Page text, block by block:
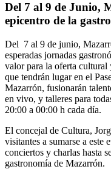
Del 7 al 9 de Junio,
epicentro de la
Del 7 al 9 de junio,
esperadas jornadas
valor para la oferta
que tendrán lugar en el
Mazarrón, fusionarán
en vivo, y talleres para
20:00 a 00:00 h cada día.
El concejal de Cultura,
visitantes a sumarse a este
conciertos y charlas hasta
gastronomía de Mazarrón.